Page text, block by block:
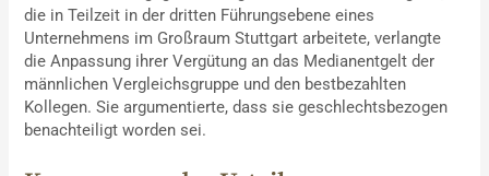
die in Teilzeit in der dritten Führungsebene eines
Unternehmens im Großraum Stuttgart arbeitete, verlangte
die Anpassung ihrer Vergütung an das Medianentgelt der
männlichen Vergleichsgruppe und den bestbezahlten
Kollegen. Sie argumentierte, dass sie geschlechtsbezogen
benachteiligt worden sei.